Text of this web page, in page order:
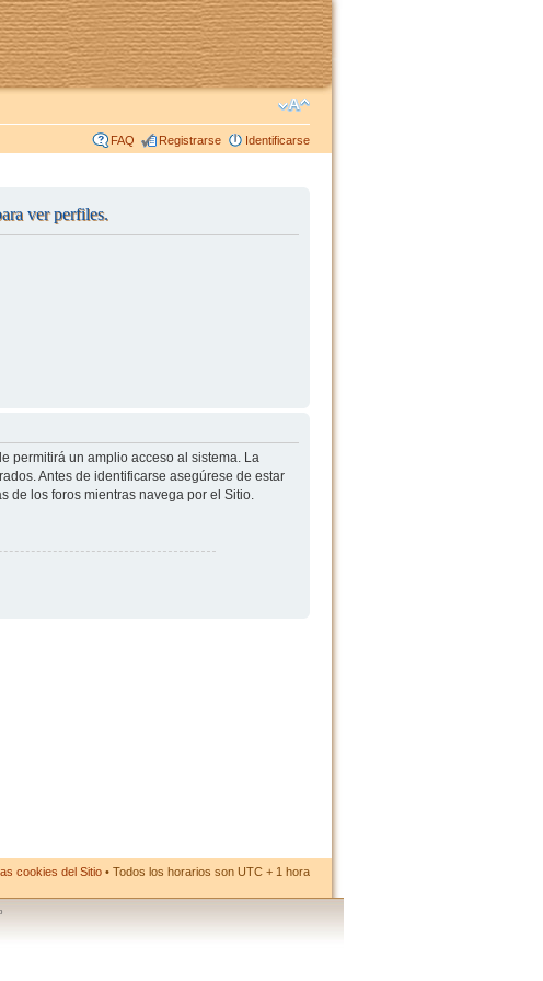
FAQ Registrarse Identificarse
ver perfiles.
permitirá un amplio acceso al sistema. La
Antes de identificarse asegúrese de estar
de los foros mientras navega por el Sitio.
cookies del Sitio • Todos los horarios son UTC + 1 hora